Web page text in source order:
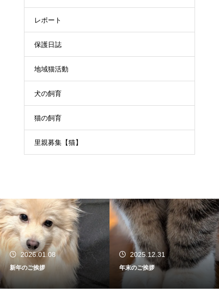
レポート
保護日誌
地域猫活動
犬の飼育
猫の飼育
里親募集【猫】
2026.01.08
新年のご挨拶
2025.12.31
年末のご挨拶